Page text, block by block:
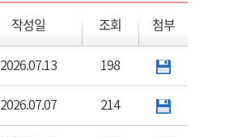
작성일 조회 첨부
2026.07.13 198
2026.07.07 214